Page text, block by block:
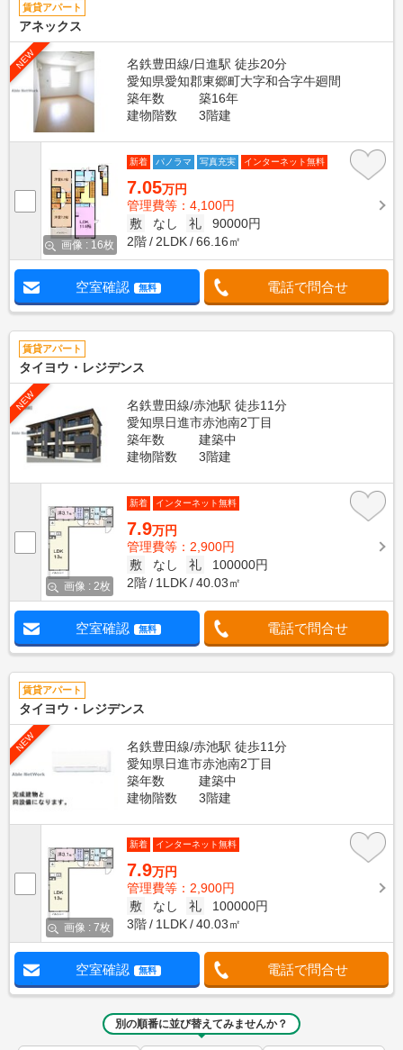
賃貸アパート
アネックス
NEW
名鉄豊田線/日進駅 徒歩20分
愛知県愛知郡東郷町大字和合字牛廻間
築年数
築16年
建物階数
3階建
画像 : 16枚
新着 パノラマ 写真充実 インターネット無料
7.05万円
管理費等：4,100円
敷
なし 礼
90000円
2階
2LDK 66.16㎡
空室確認 無料 電話で問合せ
賃貸アパート
タイヨウ・レジデンス
NEW
名鉄豊田線/赤池駅 徒歩11分
愛知県日進市赤池南2丁目
築年数
建築中
建物階数
3階建
画像 : 2枚
新着 インターネット無料
7.9万円
管理費等：2,900円
敷
なし 礼
100000円
2階
1LDK 40.03㎡
空室確認 無料 電話で問合せ
賃貸アパート
タイヨウ・レジデンス
NEW
名鉄豊田線/赤池駅 徒歩11分
愛知県日進市赤池南2丁目
築年数
建築中
建物階数
3階建
画像 : 7枚
新着 インターネット無料
7.9万円
管理費等：2,900円
敷
なし 礼
100000円
3階
1LDK 40.03㎡
空室確認 無料 電話で問合せ
別の順番に並び替えてみませんか？